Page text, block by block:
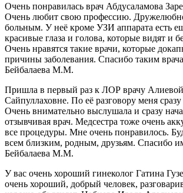
Очень понравилась врач Абдусаламова
Очень любит свою профессию.
больным. У неё кроме УЗИ аппарата есть
красивые глаза и голова, которые видят и
Очень нравятся такие врачи, которые
причины заболевания. Спасибо таким
Бейбалаева М.М.
Пришла в первый раз к ЛОР врачу
Сайпуллаховне. По её разговору меня
Очень внимательно выслушала и сразу
отзывчивая врач. Медсестра тоже очень
все процедуры. Мне очень понравилось.
всем близким, родным, друзьям. Спасибо
Бейбалаева М.М.
У вас очень хороший гинеколог Гатина
очень хороший, добрый человек,